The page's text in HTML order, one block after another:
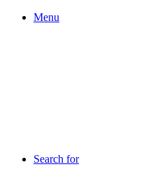
Menu
Search for